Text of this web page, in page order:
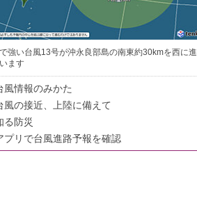
強い台風13号が沖永良部島の南東約30kmを西に進
ます
風情報のみかた
風の接近、上陸に備えて
る防災
プリで台風進路予報を確認